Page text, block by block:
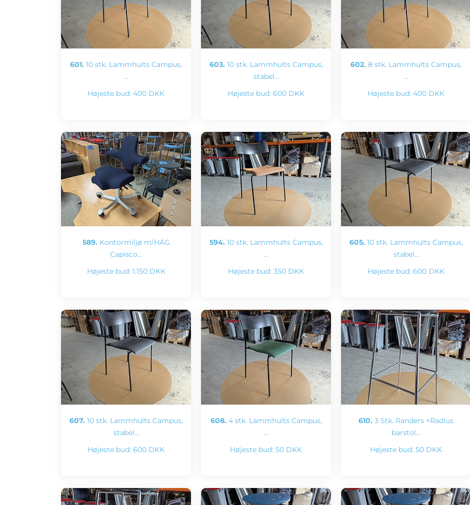
601. 10 stk. Lammhults Campus,
…
Højeste bud: 400 DKK
603. 10 stk. Lammhults Campus,
stabel…
Højeste bud: 600 DKK
602. 8 stk. Lammhults Campus,
…
Højeste bud: 400 DKK
589. Kontormiljø m/HÄG
Capisco…
Højeste bud: 1.150 DKK
594. 10 stk. Lammhults Campus,
…
Højeste bud: 350 DKK
605. 10 stk. Lammhults Campus,
stabel…
Højeste bud: 600 DKK
607. 10 stk. Lammhults Campus,
stabel…
Højeste bud: 600 DKK
608. 4 stk. Lammhults Campus,
…
Højeste bud: 50 DKK
610. 3 Stk. Randers +Radius
barstol…
Højeste bud: 50 DKK